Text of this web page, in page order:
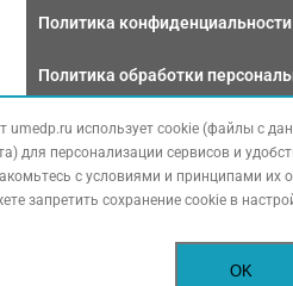
Политика конфиденциальности
Политика обработки
Связаться с нами
umedp.ru использует cookie (файлы с
для персонализации сервисов и
с условиями и принципами их
запретить сохранение cookie в
OK